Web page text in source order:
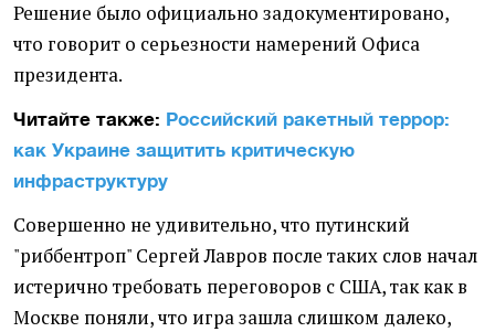
Решение было официально задокументировано,
что говорит о серьезности намерений Офиса
президента.
Читайте также: Российский ракетный террор:
как Украине защитить критическую
инфраструктуру
Совершенно не удивительно, что путинский
"риббентроп" Сергей Лавров после таких слов начал
истерично требовать переговоров с США, так как в
Москве поняли, что игра зашла слишком далеко,